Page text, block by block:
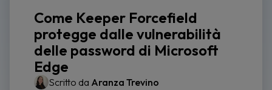
Come Keeper Forcefield
protegge dalle vulnerabilità
delle password di Microsoft
Edge
Scritto da Aranza Trevino